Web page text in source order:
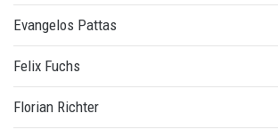
Evangelos Pattas
Felix Fuchs
Florian Richter